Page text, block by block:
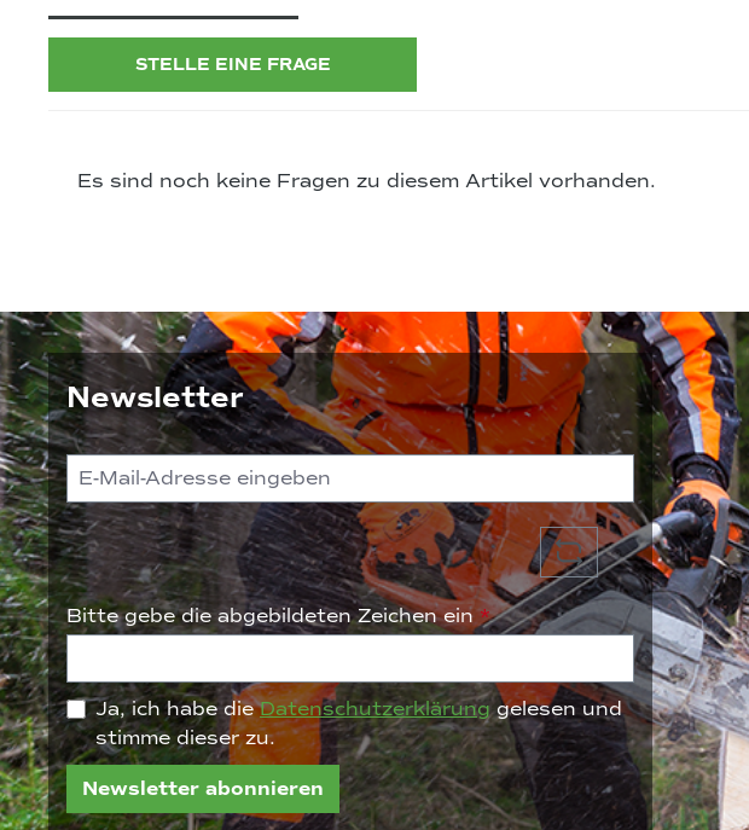
STELLE EINE FRAGE
Es sind noch keine Fragen zu diesem Artikel vorhanden.
Newsletter
Bitte gebe die abgebildeten Zeichen ein*
Ja, ich habe dieDatenschutzerklärunggelesen und
stimme dieser zu.
Newsletter abonnieren